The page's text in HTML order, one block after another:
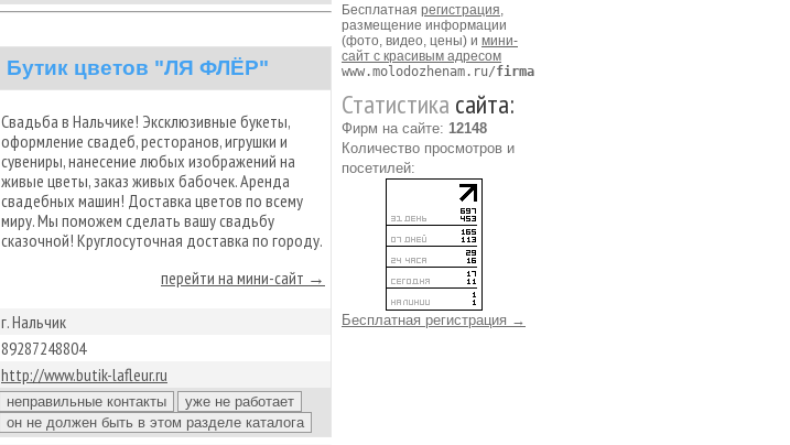
Бутик цветов "ЛЯ ФЛЁР"
Свадьба в Нальчике! Эксклюзивные букеты,
оформление свадеб, ресторанов, игрушки и
сувениры, нанесение любых изображений на
живые цветы, заказ живых бабочек. Аренда
свадебных машин! Доставка цветов по всему
миру. Мы поможем сделать вашу свадьбу
сказочной! Круглосуточная доставка по городу.
перейти на мини-сайт →
г. Нальчик
89287248804
http://www.butik-lafleur.ru
Бесплатная регистрация,
размещение информации
(фото, видео, цены) и мини-
сайт с красивым адресом
www.molodozhenam.ru/firma
Статистика сайта:
Фирм на сайте: 12148
Количество просмотров и
посетилей:
Бесплатная регистрация →